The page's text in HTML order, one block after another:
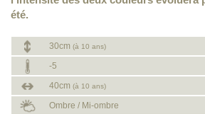
été.
30cm (à 10 ans)
-5
40cm (à 10 ans)
Ombre / Mi-ombre